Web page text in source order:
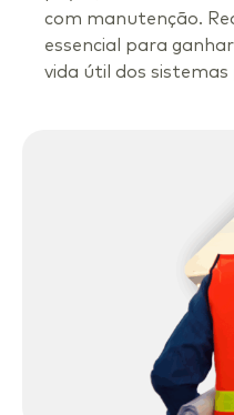
com manutenção.
essencial para
vida útil dos